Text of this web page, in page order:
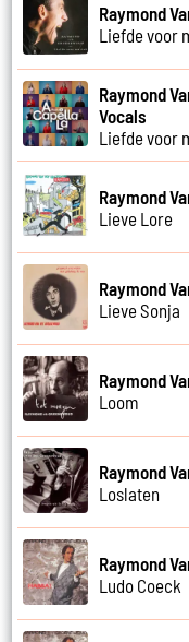
Raymond
Liefde voor
Raymond
Vocals
Liefde voor
Raymond
Lieve Lore
Raymond
Lieve Sonja
Raymond
Loom
Raymond
Loslaten
Raymond
Ludo Coeck